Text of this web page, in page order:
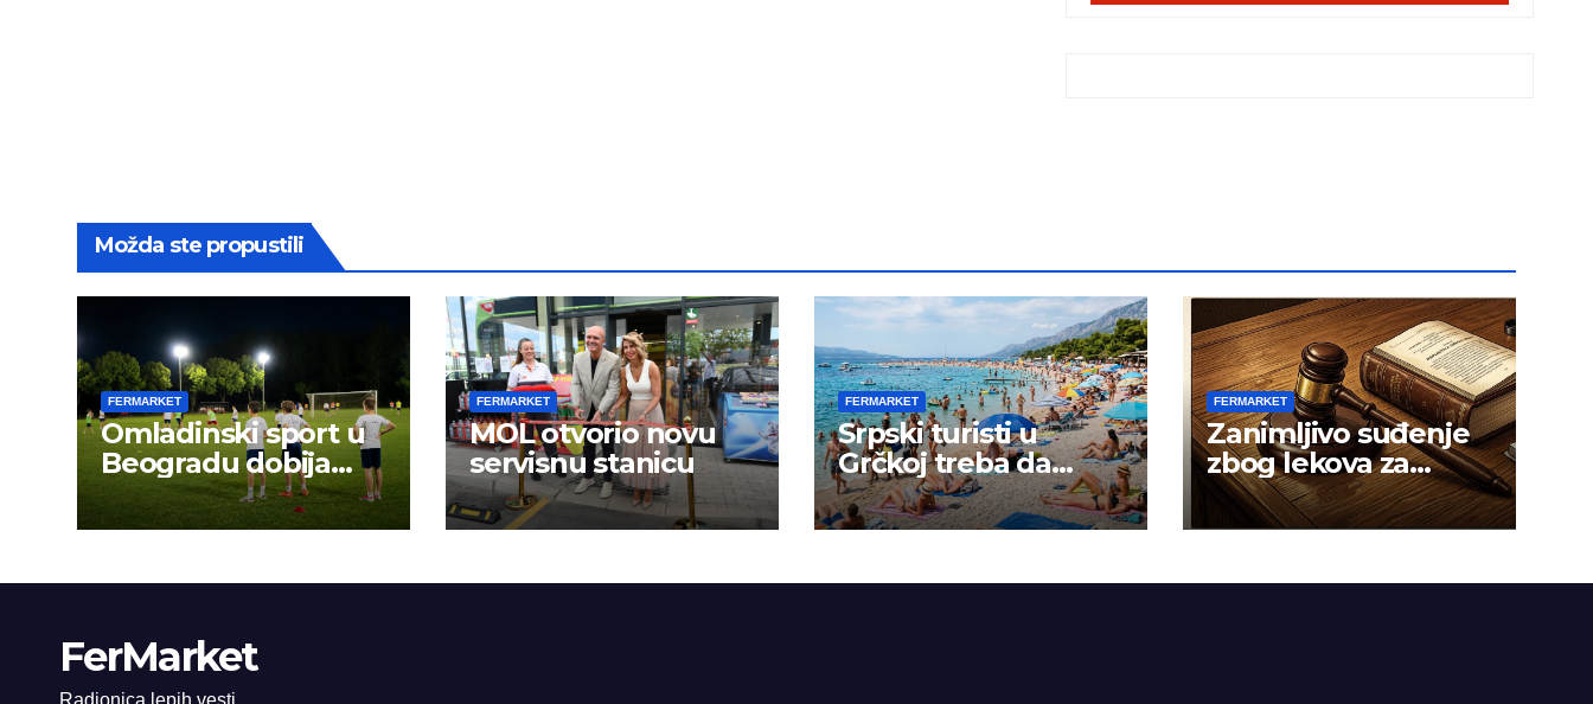
Možda ste propustili
FERMARKET
Omladinski sport u
Beogradu dobija
novu energiju:
FERMARKET
MOL otvorio novu
servisnu stanicu
FERMARKET
Srpski turisti u
Grčkoj treba da
budu na oprezu
FERMARKET
Zanimljivo suđenje
zbog lekova za
gojaznost
FerMarket
Radionica lepih vesti